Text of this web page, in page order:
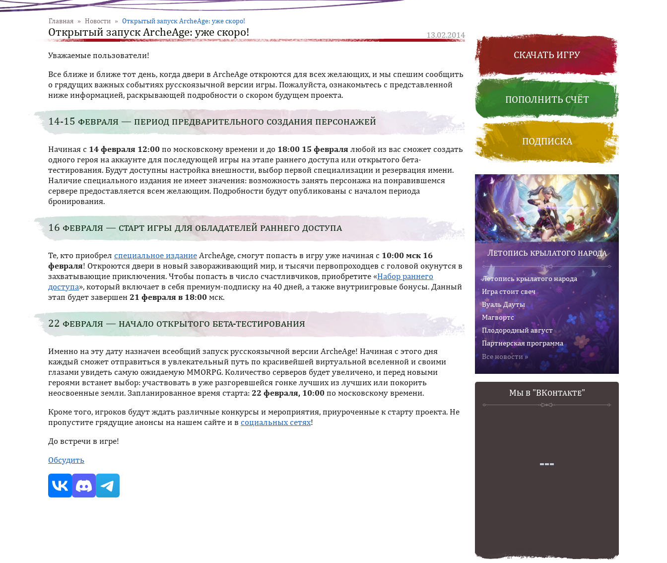
Главная » Новости » Открытый запуск ArcheAge: уже скоро!
Открытый запуск ArcheAge: уже скоро! 13.02.2014
Уважаемые пользователи!
Все ближе и ближе тот день, когда двери в ArcheAge откроются для всех желающих, и мы спешим сообщить
о грядущих важных событиях русскоязычной версии игры. Пожалуйста, ознакомьтесь с представленной
ниже информацией, раскрывающей подробности о скором будущем проекта.
14-15 февраля — период предварительного создания персонажей
Начиная с 14 февраля 12:00 по московскому времени и до 18:00 15 февраля любой из вас сможет создать
одного героя на аккаунте для последующей игры на этапе раннего доступа или открытого бета-
тестирования. Будут доступны настройка внешности, выбор первой специализации и резервация имени.
Наличие специального издания не имеет значения: возможность занять персонажа на понравившемся
сервере предоставляется всем желающим. Подробности будут опубликованы с началом периода
бронирования.
16 февраля — старт игры для обладателей раннего доступа
Те, кто приобрел специальное издание ArcheAge, смогут попасть в игру уже начиная с 10:00 мск 16
февраля! Откроются двери в новый завораживающий мир, и тысячи первопроходцев с головой окунутся в
захватывающие приключения. Чтобы попасть в число счастливчиков, приобретите «Набор раннего
доступа», который включает в себя премиум-подписку на 40 дней, а также внутриигровые бонусы. Данный
этап будет завершен 21 февраля в 18:00 мск.
22 февраля — начало открытого бета-тестирования
Именно на эту дату назначен всеобщий запуск русскоязычной версии ArcheAge! Начиная с этого дня
каждый сможет отправиться в увлекательный путь по красивейшей виртуальной вселенной и своими
глазами увидеть самую ожидаемую MMORPG. Количество серверов будет увеличено, и перед новыми
героями встанет выбор: участвовать в уже разгоревшейся гонке лучших из лучших или покорить
неосвоенные земли. Запланированное время старта: 22 февраля, 10:00 по московскому времени.
Кроме того, игроков будут ждать различные конкурсы и мероприятия, приуроченные к старту проекта. Не
пропустите грядущие анонсы на нашем сайте и в социальных сетях!
До встречи в игре!
Обсудить
СКАЧАТЬ ИГРУ
ПОПОЛНИТЬ СЧЁТ
ПОДПИСКА
Летопись крылатого народа
Летопись крылатого народа
Игра стоит свеч
Вуаль Дауты
Магвортс
Плодородный август
Партнерская программа
Все новости »
Мы в "ВКонтакте"